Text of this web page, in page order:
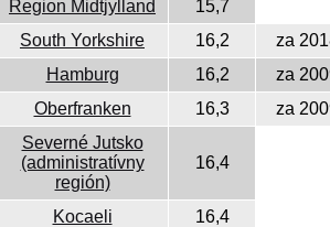
Region Midtjylland
15,7
South Yorkshire 16,2
za
Hamburg 16,2
za
Oberfranken 16,3 za
Severné Jutsko
(administratívny
región)
16,4
Kocaeli 16,4